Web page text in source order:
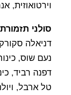
וירטואוזית,
סולני
דניאלה
נעם שוס,
דפנה רביד,
טל ארבל,